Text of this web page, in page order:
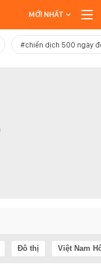
MỚI NHẤT
#chiến dịch 500 ngày
Đô thị Việt Nam